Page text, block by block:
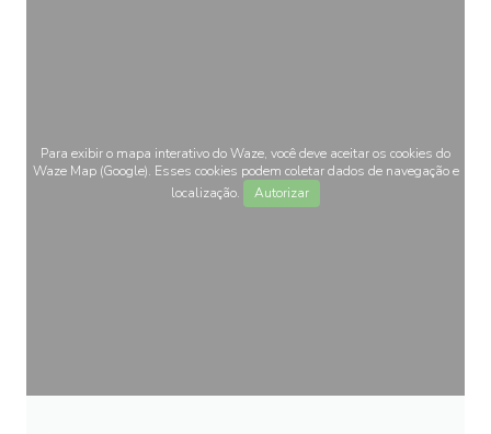
Para exibir o mapa interativo do Waze, você deve aceitar os cookies do
Waze Map (Google). Esses cookies podem coletar dados de navegação e
localização.
Autorizar